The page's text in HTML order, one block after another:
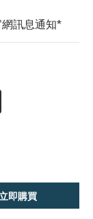
訊息通知*
即購買